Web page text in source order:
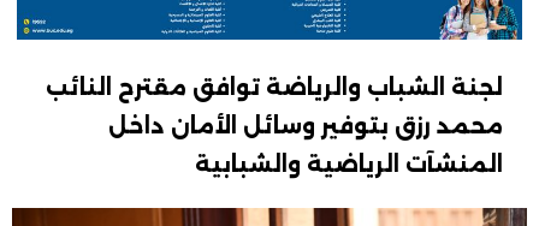
لجنة الشباب والرياضة توافق مقترح النائب
محمد رزق بتوفير وسائل الأمان داخل
المنشآت الرياضية والشبابية